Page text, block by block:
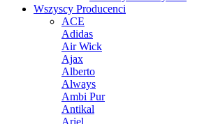
Wszyscy Producenci
ACE
Adidas
Air Wick
Ajax
Alberto
Always
Ambi Pur
Antikal